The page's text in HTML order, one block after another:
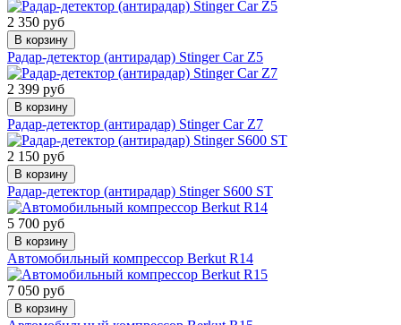
2 350 руб
В корзину
Радар-детектор (антирадар) Stinger Car Z5
2 399 руб
В корзину
Радар-детектор (антирадар) Stinger Car Z7
2 150 руб
В корзину
Радар-детектор (антирадар) Stinger S600 ST
5 700 руб
В корзину
Автомобильный компрессор Berkut R14
7 050 руб
В корзину